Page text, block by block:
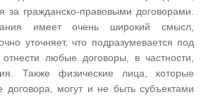
за гражданско-правовыми договорами.
имеет очень широкий смысл,
уточняет, что подразумевается под
любые договоры, в частности,
Также физические лица, которые
договора, могут и не быть субъектами